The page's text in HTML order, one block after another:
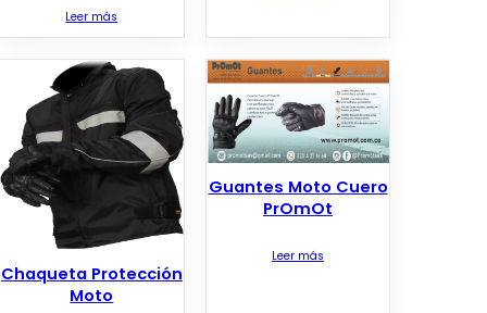
Leer más
Chaqueta Protección
Moto
Guantes Moto Cuero
PrOmOt
Leer más